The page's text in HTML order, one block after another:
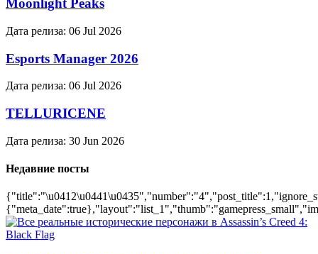
Moonlight Peaks
Дата релиза: 06 Jul 2026
Esports Manager 2026
Дата релиза: 06 Jul 2026
TELLURICENE
Дата релиза: 30 Jun 2026
Недавние посты